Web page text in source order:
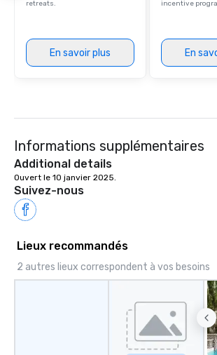
retreats.
En savoir plus
incentive
En
Informations supplémentaires
Additional details
Ouvert le 10 janvier 2025.
Suivez-nous
Lieux recommandés
2 autres lieux correspondent à vos besoins